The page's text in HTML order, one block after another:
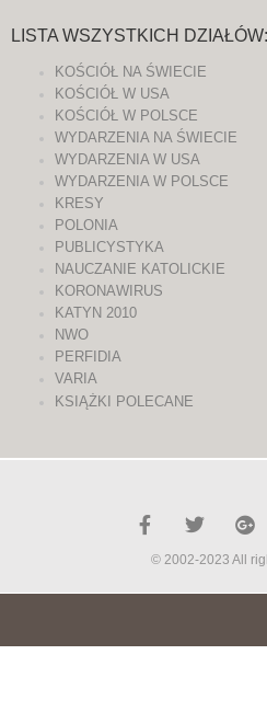
LISTA WSZYSTKICH DZIAŁÓW:
KOŚCIÓŁ NA ŚWIECIE
KOŚCIÓŁ W USA
KOŚCIÓŁ W POLSCE
WYDARZENIA NA ŚWIECIE
WYDARZENIA W USA
WYDARZENIA W POLSCE
KRESY
POLONIA
PUBLICYSTYKA
NAUCZANIE KATOLICKIE
KORONAWIRUS
KATYN 2010
NWO
PERFIDIA
VARIA
KSIĄŻKI POLECANE
© 2002-2023 All